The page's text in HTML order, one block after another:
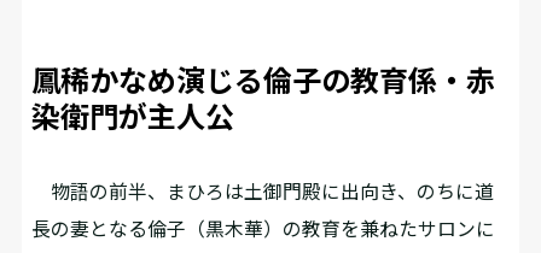
鳳稀かなめ演じる倫子の教育係・赤
染衛門が主人公
物語の前半、まひろは土御門殿に出向き、のちに道
長の妻となる倫子（黒木華）の教育を兼ねたサロンに